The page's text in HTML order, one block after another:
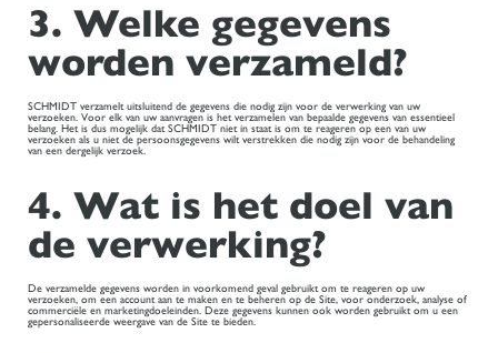
3. Welke gegevens
worden verzameld?
SCHMIDT verzamelt uitsluitend de gegevens die nodig zijn voor de verwerking van uw
verzoeken. Voor elk van uw aanvragen is het verzamelen van bepaalde gegevens van essentieel
belang. Het is dus mogelijk dat SCHMIDT niet in staat is om te reageren op een van uw
verzoeken als u niet de persoonsgegevens wilt verstrekken die nodig zijn voor de behandeling
van een dergelijk verzoek.
4. Wat is het doel van
de verwerking?
De verzamelde gegevens worden in voorkomend geval gebruikt om te reageren op uw
verzoeken, om een account aan te maken en te beheren op de Site, voor onderzoek, analyse of
commerciële en marketingdoeleinden. Deze gegevens kunnen ook worden gebruikt om u een
gepersonaliseerde weergave van de Site te bieden.